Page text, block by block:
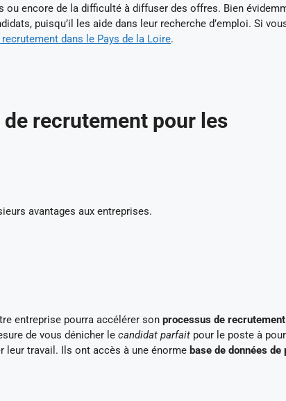
encore de la difficulté à diffuser des offres. Bien
puisqu’il les aide dans leur recherche d’emploi. Si
dans le Pays de la Loire.
de recrutement pour les
avantages aux entreprises.
entreprise pourra accélérer son processus de recrutement
de vous dénicher le candidat parfait pour le poste à
leur travail. Ils ont accès à une énorme base de données